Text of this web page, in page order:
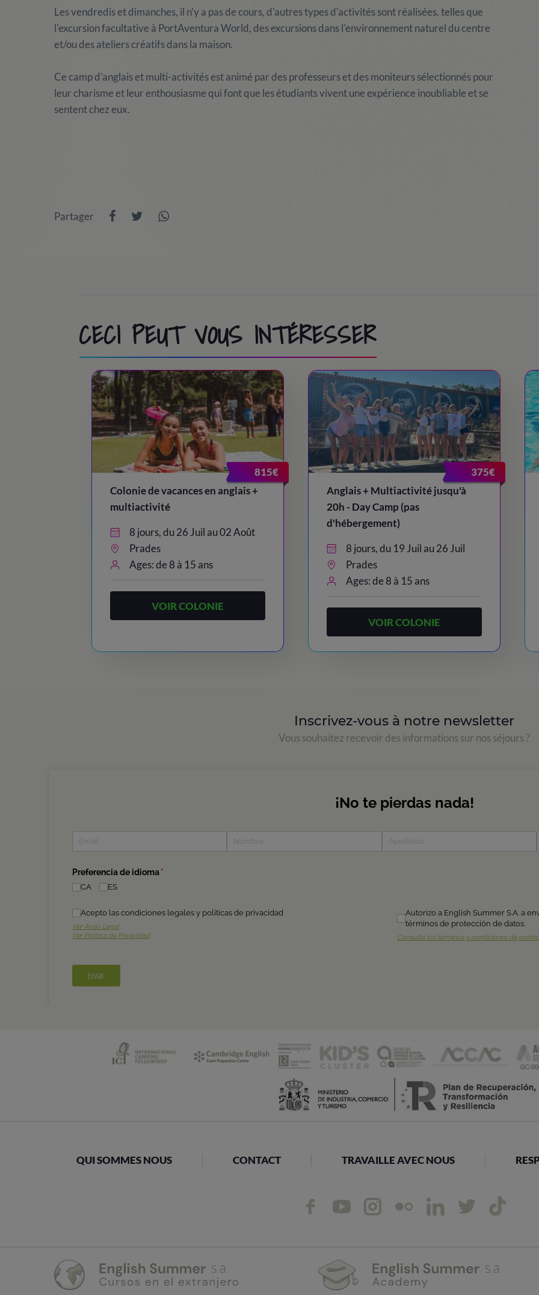
Les vendredis et dimanches, il n'y a pas de cours, d'autres types d'activités sont réalisées, telles que
l'excursion facultative à PortAventura World, des excursions dans l'environnement naturel du centre
et/ou des ateliers créatifs dans la maison.
Ce camp d'anglais et multi-activités est animé par des professeurs et des moniteurs sélectionnés pour
leur charisme et leur enthousiasme qui font que les étudiants vivent une expérience inoubliable et se
sentent chez eux.
Partager
CECI PEUT VOUS INTÉRESSER
815€
Colonie de vacances en anglais +
multiactivité
8 jours, du 26 Juil au 02 Août
Prades
Ages: de 8 à 15 ans
VOIR COLONIE
375€
Anglais + Multiactivité jusqu'à
20h - Day Camp (pas
d'hébergement)
8 jours, du 19 Juil au 26 Juil
Prades
Ages: de 8 à 15 ans
VOIR COLONIE
Inscrivez-vous à notre newsletter
Vous souhaitez recevoir des informations sur nos séjours ?
QUI SOMMES NOUS CONTACT TRAVAILLE AVEC NOUS